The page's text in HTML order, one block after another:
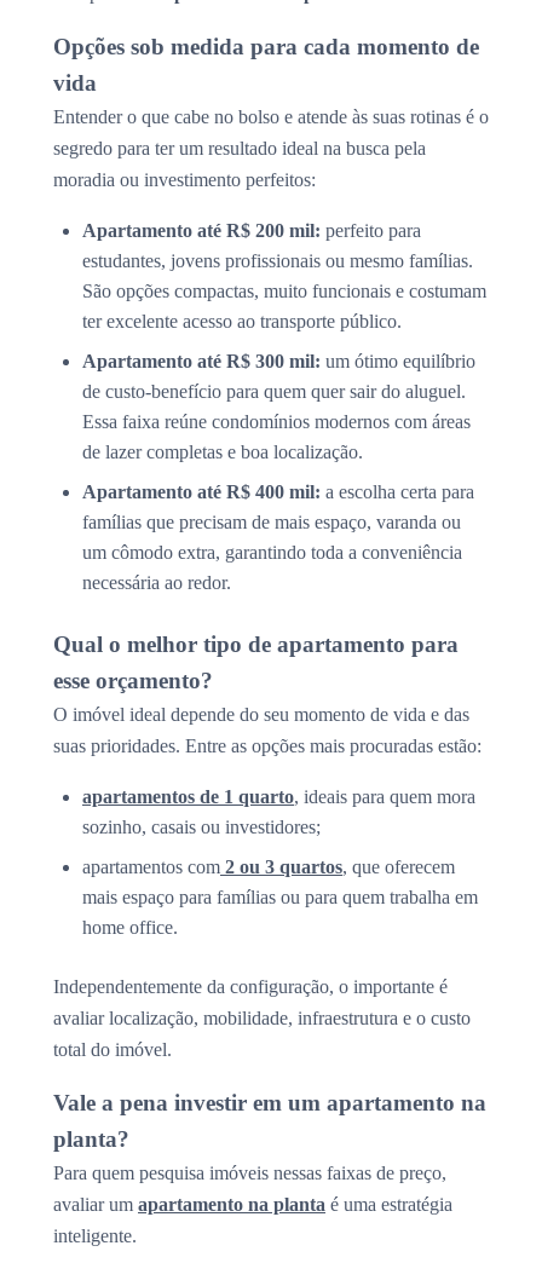
Opções sob medida para cada momento de
vida
Entender o que cabe no bolso e atende às suas rotinas é o
segredo para ter um resultado ideal na busca pela
moradia ou investimento perfeitos:
Apartamento até R$ 200 mil: perfeito para
estudantes, jovens profissionais ou mesmo famílias.
São opções compactas, muito funcionais e costumam
ter excelente acesso ao transporte público.
Apartamento até R$ 300 mil: um ótimo equilíbrio
de custo-benefício para quem quer sair do aluguel.
Essa faixa reúne condomínios modernos com áreas
de lazer completas e boa localização.
Apartamento até R$ 400 mil: a escolha certa para
famílias que precisam de mais espaço, varanda ou
um cômodo extra, garantindo toda a conveniência
necessária ao redor.
Qual o melhor tipo de apartamento para
esse orçamento?
O imóvel ideal depende do seu momento de vida e das
suas prioridades. Entre as opções mais procuradas estão:
apartamentos de 1 quarto, ideais para quem mora
sozinho, casais ou investidores;
apartamentos com 2 ou 3 quartos, que oferecem
mais espaço para famílias ou para quem trabalha em
home office.
Independentemente da configuração, o importante é
avaliar localização, mobilidade, infraestrutura e o custo
total do imóvel.
Vale a pena investir em um apartamento na
planta?
Para quem pesquisa imóveis nessas faixas de preço,
avaliar um apartamento na planta é uma estratégia
inteligente.